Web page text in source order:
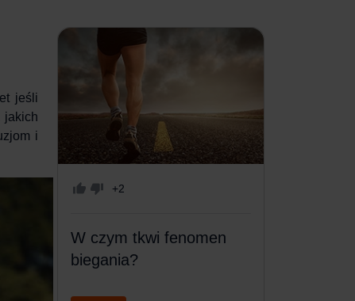
jeśli
jakich
i
+2
W czym tkwi fenomen
biegania?